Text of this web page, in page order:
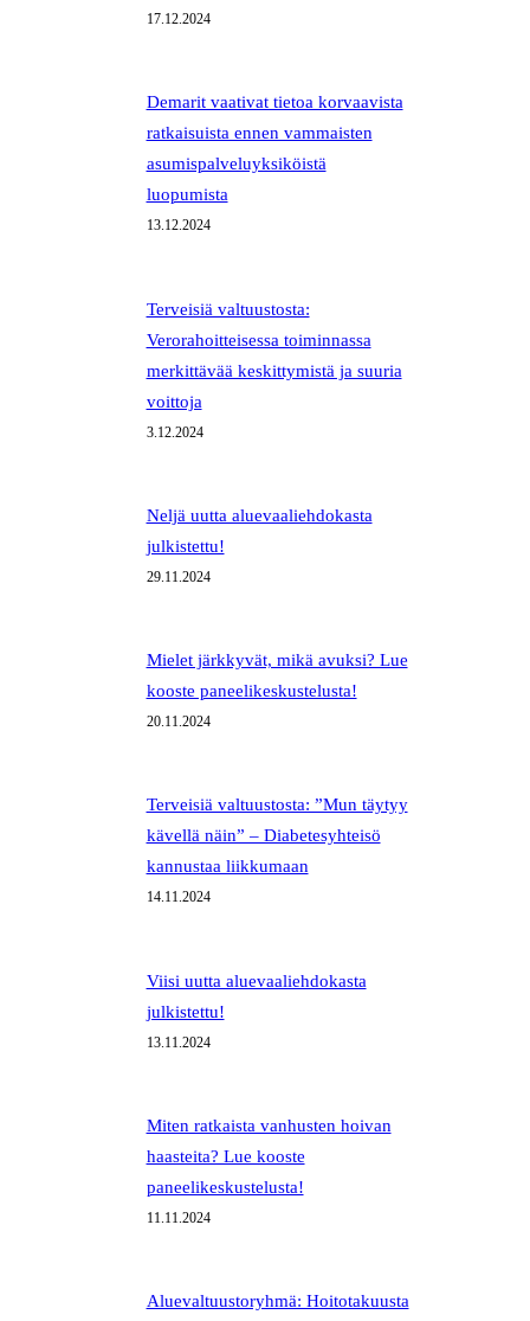
17.12.2024
Demarit vaativat tietoa korvaavista
ratkaisuista ennen vammaisten
asumispalveluyksiköistä
luopumista
13.12.2024
Terveisiä valtuustosta:
Verorahoitteisessa toiminnassa
merkittävää keskittymistä ja suuria
voittoja
3.12.2024
Neljä uutta aluevaaliehdokasta
julkistettu!
29.11.2024
Mielet järkkyvät, mikä avuksi? Lue
kooste paneelikeskustelusta!
20.11.2024
Terveisiä valtuustosta: ”Mun täytyy
kävellä näin” – Diabetesyhteisö
kannustaa liikkumaan
14.11.2024
Viisi uutta aluevaaliehdokasta
julkistettu!
13.11.2024
Miten ratkaista vanhusten hoivan
haasteita? Lue kooste
paneelikeskustelusta!
11.11.2024
Aluevaltuustoryhmä: Hoitotakuusta